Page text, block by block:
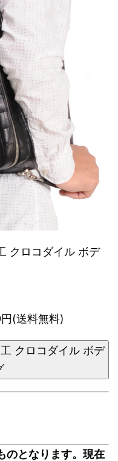
クロコダイル ボデ
(送料無料)
クロコダイル ボデ
のとなります。現在